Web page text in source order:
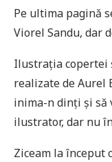
Pe ultima pagină
Viorel Sandu, dar
Ilustrația copertei
realizate de Aurel
inima-n dinți și să
ilustrator, dar nu
Ziceam la început